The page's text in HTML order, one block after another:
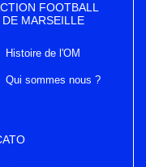
FOOTBALL
MARSEILLE
Histoire de l'OM
Qui sommes nous ?